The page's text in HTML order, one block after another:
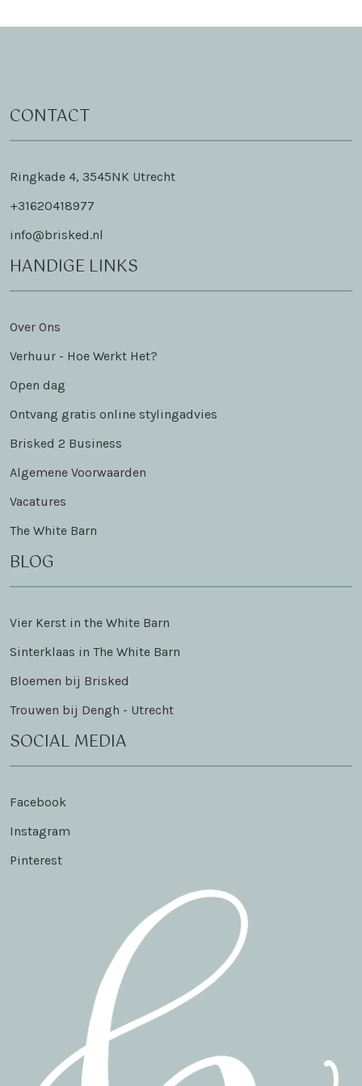
CONTACT
Ringkade 4, 3545NK Utrecht
+31620418977
info@brisked.nl
HANDIGE LINKS
Over Ons
Verhuur - Hoe Werkt Het?
Open dag
Ontvang gratis online stylingadvies
Brisked 2 Business
Algemene Voorwaarden
Vacatures
The White Barn
BLOG
Vier Kerst in the White Barn
Sinterklaas in The White Barn
Bloemen bij Brisked
Trouwen bij Dengh - Utrecht
SOCIAL MEDIA
Facebook
Instagram
Pinterest